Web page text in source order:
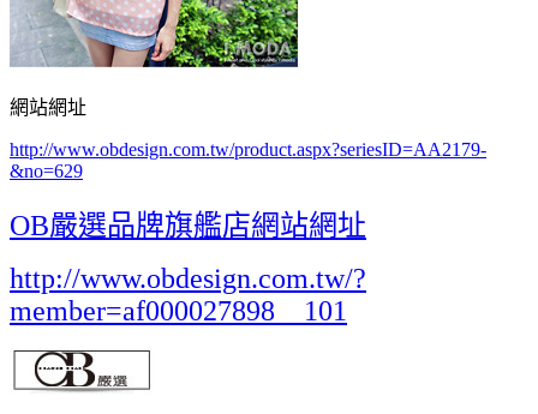
網站網址
http://www.obdesign.com.tw/product.aspx?seriesID=AA2179-
&no=629
OB嚴選品牌旗艦店網站網址
http://www.obdesign.com.tw/?
member=af000027898__101